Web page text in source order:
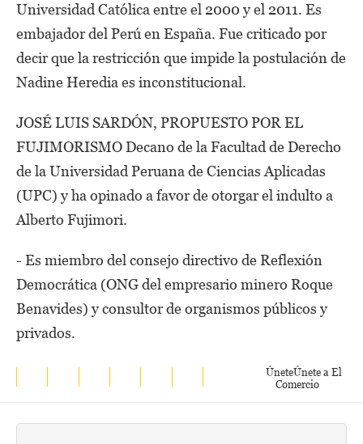
Universidad Católica entre el 2000 y el 2011. Es
embajador del Perú en España. Fue criticado por
decir que la restricción que impide la postulación de
Nadine Heredia es inconstitucional.
JOSÉ LUIS SARDÓN, PROPUESTO POR EL
FUJIMORISMO Decano de la Facultad de Derecho
de la Universidad Peruana de Ciencias Aplicadas
(UPC) y ha opinado a favor de otorgar el indulto a
Alberto Fujimori.
- Es miembro del consejo directivo de Reflexión
Democrática (ONG del empresario minero Roque
Benavides) y consultor de organismos públicos y
privados.
ÚneteÚnete a El
Comercio